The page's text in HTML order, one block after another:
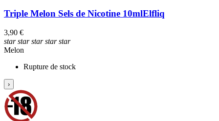
Triple Melon Sels de Nicotine 10mlElfliq
3,90 €
starstarstarstarstar
Melon
Rupture de stock
›